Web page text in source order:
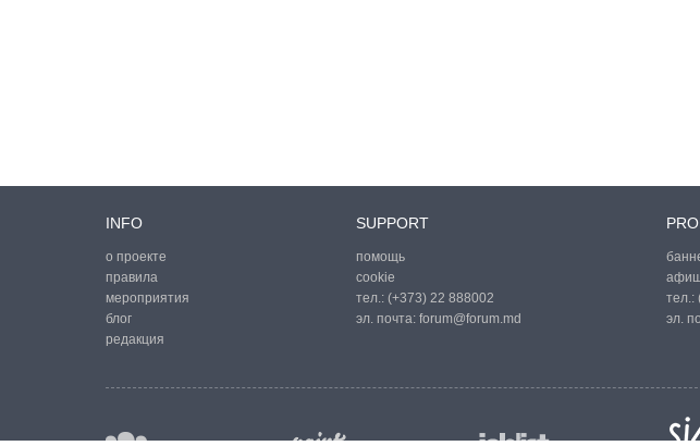
INFO
о проекте
правила
мероприятия
блог
редакция
SUPPORT
помощь
cookie
тел.: (+373) 22 888002
эл. почта: forum@forum.md
тел.:
эл.